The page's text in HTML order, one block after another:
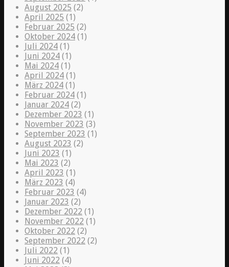
August 2025 (2)
April 2025 (1)
Februar 2025 (2)
Oktober 2024 (1)
Juli 2024 (1)
Juni 2024 (1)
Mai 2024 (1)
April 2024 (1)
März 2024 (1)
Februar 2024 (1)
Januar 2024 (2)
Dezember 2023 (1)
November 2023 (3)
September 2023 (1)
August 2023 (2)
Juni 2023 (1)
Mai 2023 (2)
April 2023 (1)
März 2023 (4)
Februar 2023 (4)
Januar 2023 (2)
Dezember 2022 (1)
November 2022 (1)
Oktober 2022 (2)
September 2022 (2)
Juli 2022 (1)
Juni 2022 (4)